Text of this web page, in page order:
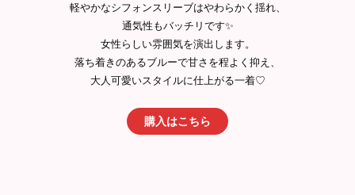
軽やかなシフォンスリーブはやわらかく揺れ、
通気性もバッチリです✨
女性らしい雰囲気を演出します。
落ち着きのあるブルーで甘さを程よく抑え、
大人可愛いスタイルに仕上がる一着♡
購入はこちら